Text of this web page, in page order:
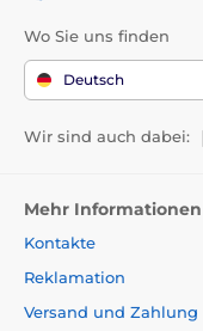
Elektroden 17 mm
2x CR2 3V
Schnur zum
Bitte beachten
Wo Sie uns finden
Deutsch
Wir sind auch dabei:
Mehr Informationen
Kontakte
Reklamation
Versand und Zahlung